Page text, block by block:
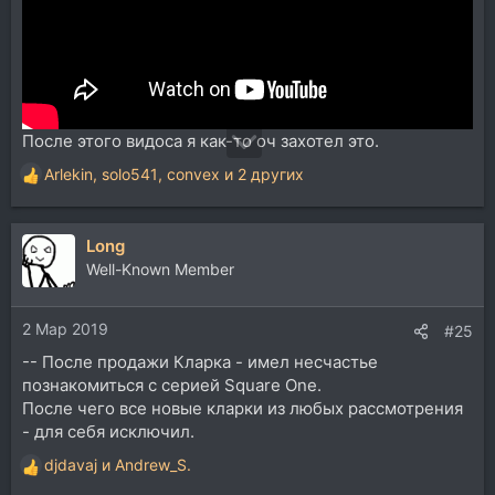
После этого видоса я как-то оч захотел это.
Р
е
а
к
ц
и
и
:
Arlekin, solo541, convex и 2 других
Long
Well-Known Member
2 Мар 2019 #25
-- После продажи Кларка - имел несчастье
познакомиться с серией Square One.
После чего все новые кларки из любых рассмотрения
- для себя исключил.
Р
djdavaj и Andrew_S.